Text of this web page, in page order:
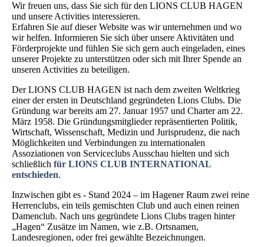
Wir freuen uns, dass Sie sich für den LIONS CLUB HAGEN
und unsere Activities interessieren.
Erfahren Sie auf dieser Website was wir unternehmen und wo
wir helfen. Informieren Sie sich über unsere Aktivitäten und
Förderprojekte und fühlen Sie sich gern auch eingeladen, eines
unserer Projekte zu unterstützen oder sich mit Ihrer Spende an
unseren Activities zu beteiligen.
Der LIONS CLUB HAGEN ist nach dem zweiten Weltkrieg
einer der ersten in Deutschland gegründeten Lions Clubs. Die
Gründung war bereits am 27. Januar 1957 und Charter am 22.
März 1958. Die Gründungsmitglieder repräsentierten Politik,
Wirtschaft, Wissenschaft, Medizin und Jurisprudenz, die nach
Möglichkeiten und Verbindungen zu internationalen
Assoziationen von Serviceclubs Ausschau hielten und sich
schließlich für LIONS CLUB INTERNATIONAL
entschieden.
Inzwischen gibt es - Stand 2024 – im Hagener Raum zwei reine
Herrenclubs, ein teils gemischten Club und auch einen reinen
Damenclub. Nach uns gegründete Lions Clubs tragen hinter
„Hagen“ Zusätze im Namen, wie z.B. Ortsnamen,
Landesregionen, oder frei gewählte Bezeichnungen.